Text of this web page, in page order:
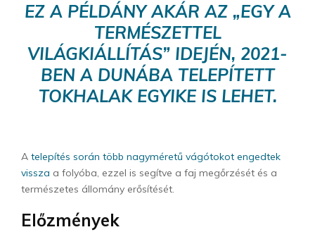
EZ A PÉLDÁNY AKÁR AZ „EGY A
TERMÉSZETTEL
VILÁGKIÁLLÍTÁS” IDEJÉN, 2021-
BEN A DUNÁBA TELEPÍTETT
TOKHALAK EGYIKE IS LEHET.
A telepítés során több nagyméretű vágótokot engedtek
vissza a folyóba, ezzel is segítve a faj megőrzését és a
természetes állomány erősítését.
Előzmények